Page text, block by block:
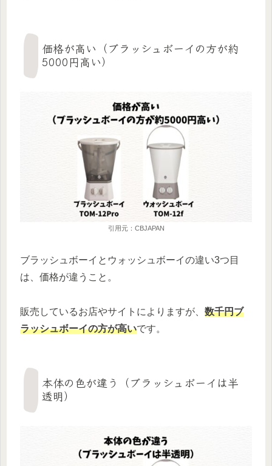
価格が高い（ブラッシュボーイの方が約
5000円高い）
引用元：CBJAPAN
ブラッシュボーイとウォッシュボーイの違い3つ目
は、価格が違うこと。
販売しているお店やサイトによりますが、 数千円ブ
ラッシュボーイの方が高いです。
本体の色が違う（ブラッシュボーイは半
透明）